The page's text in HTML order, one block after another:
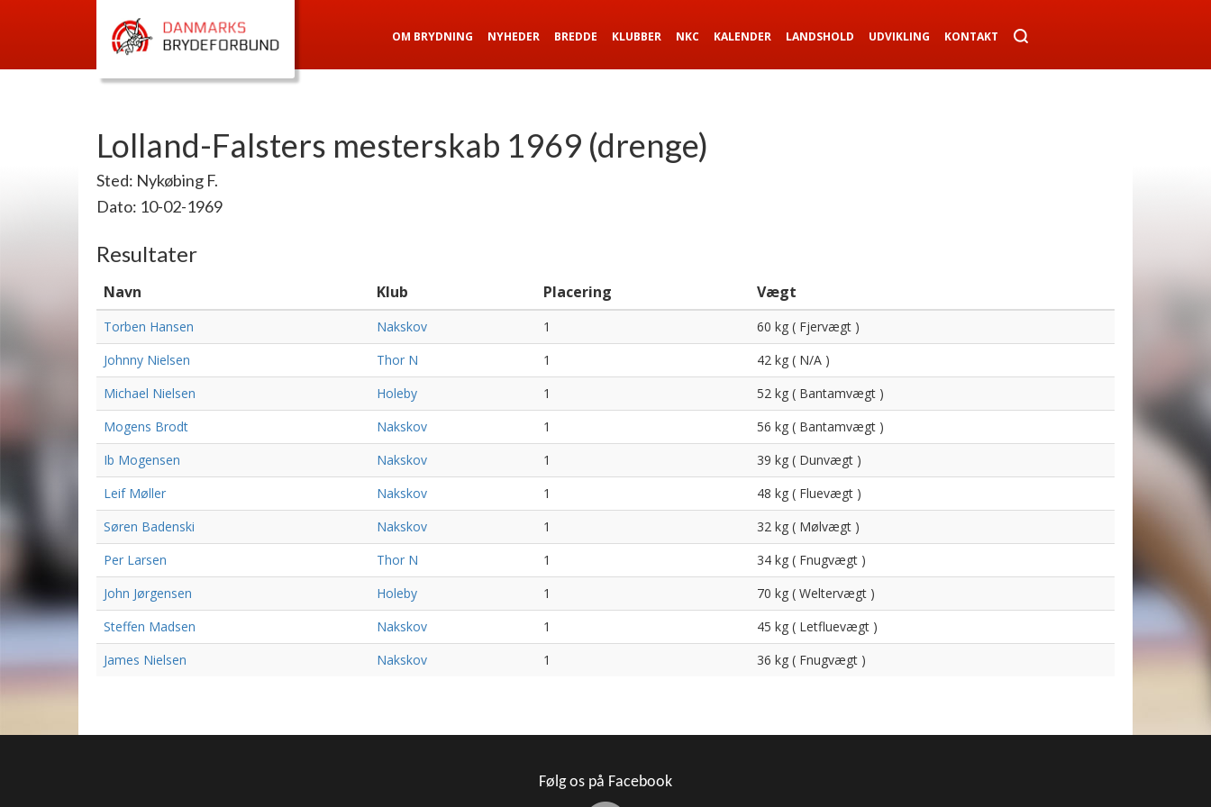
OM BRYDNING NYHEDER BREDDE KLUBBER NKC KALENDER LANDSHOLD UDVIKLING KONTAKT
Lolland-Falsters mesterskab 1969 (drenge)
Sted: Nykøbing F.
Dato: 10-02-1969
Resultater
Navn Klub Placering Vægt
Torben Hansen Nakskov 1
60 kg ( Fjervægt )
Johnny Nielsen
Thor N 1
42 kg ( N/A )
Michael Nielsen
Holeby 1
52 kg ( Bantamvægt )
Mogens Brodt
Nakskov 1
56 kg ( Bantamvægt )
Ib Mogensen
Nakskov 1
39 kg ( Dunvægt )
Leif Møller
Nakskov 1
48 kg ( Fluevægt )
Søren Badenski
Nakskov 1
32 kg ( Mølvægt )
Per Larsen
Thor N 1
34 kg ( Fnugvægt )
John Jørgensen
Holeby 1
70 kg ( Weltervægt )
Steffen Madsen
Nakskov 1
45 kg ( Letfluevægt )
James Nielsen
Nakskov 1 36 kg ( Fnugvægt )
Følg os på Facebook